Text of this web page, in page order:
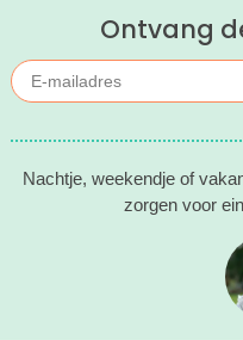
Ontvang
Nachtje, weekendje of
zorgen voor